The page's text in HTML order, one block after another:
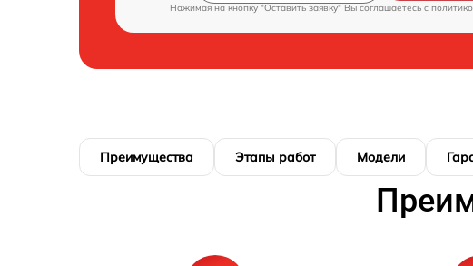
Нажимая на кнопку "Оставить заявку" Вы соглашаетесь c
Преимущества Этапы работ Модели